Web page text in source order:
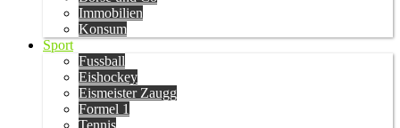
Immobilien
Konsum
Sport
Fussball
Eishockey
Eismeister Zaugg
Formel 1
Tennis